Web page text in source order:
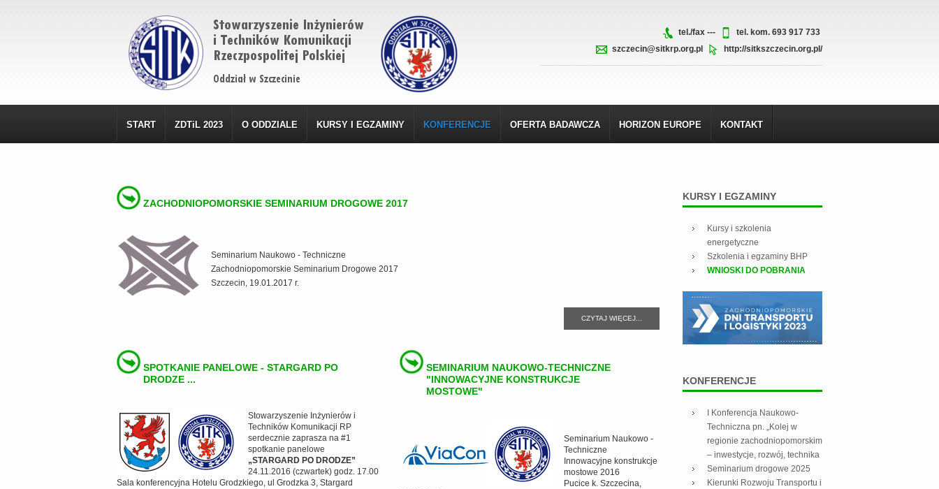
tel./fax ---
tel. kom. 693 917 733
szczecin@sitkrp.org.pl
http://sitkszczecin.org.pl/
START ZDTiL 2023 O ODDZIALE KURSY I EGZAMINY KONFERENCJE OFERTA BADAWCZA HORIZON EUROPE KONTAKT
ZACHODNIOPOMORSKIE SEMINARIUM DROGOWE 2017
Seminarium Naukowo - Techniczne
Zachodniopomorskie Seminarium Drogowe 2017
Szczecin, 19.01.2017 r.
CZYTAJ WIĘCEJ...
SPOTKANIE PANELOWE - STARGARD PO
DRODZE ...
Stowarzyszenie Inżynierów i
Techników Komunikacji RP
serdecznie zaprasza na #1
spotkanie panelowe
„STARGARD PO DRODZE”
24.11.2016 (czwartek) godz. 17.00
Sala konferencyjna Hotelu Grodzkiego, ul Grodzka 3, Stargard
SEMINARIUM NAUKOWO-TECHNICZNE
"INNOWACYJNE KONSTRUKCJE
MOSTOWE"
Seminarium Naukowo -
Techniczne
Innowacyjne konstrukcje
mostowe 2016
Pucice k. Szczecina,
KURSY I EGZAMINY
Kursy i szkolenia
energetyczne
Szkolenia i egzaminy BHP
WNIOSKI DO POBRANIA
KONFERENCJE
I Konferencja Naukowo-
Techniczna pn. „Kolej w
regionie zachodniopomorskim
– inwestycje, rozwój, technika
Seminarium drogowe 2025
Kierunki Rozwoju Transportu i